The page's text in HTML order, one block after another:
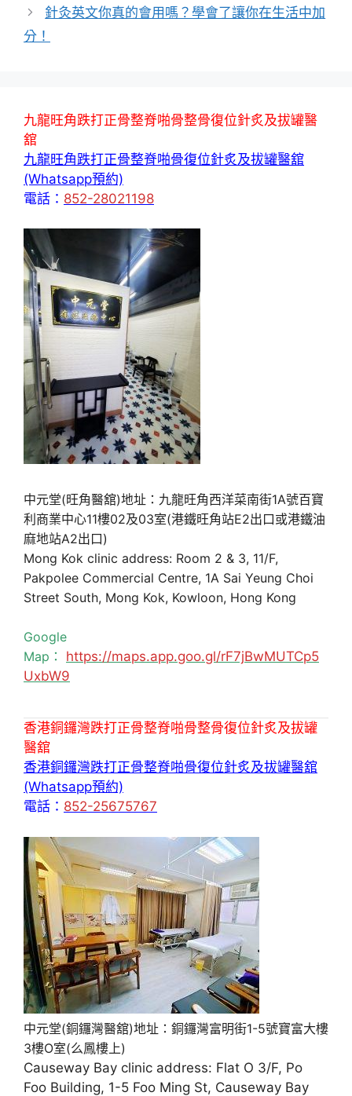
針灸英文你真的會用嗎？學會了讓你在生活中加
分！
九龍旺角跌打正骨整脊啪骨整骨復位針炙及拔罐醫
舘
九龍旺角跌打正骨整脊啪骨復位針炙及拔罐醫舘
(Whatsapp預約)
電話： 852-28021198
中元堂(旺角醫舘)地址：九龍旺角西洋菜南街1A號百寶
利商業中心11樓02及03室(港鐵旺角站E2出口或港鐵油
麻地站A2出口)
Mong Kok clinic address: Room 2 & 3, 11/F,
Pakpolee Commercial Centre, 1A Sai Yeung Choi
Street South, Mong Kok, Kowloon, Hong Kong
Google
Map： https://maps.app.goo.gl/rF7jBwMUTCp5
UxbW9
香港銅鑼灣跌打正骨整脊啪骨整骨復位針炙及拔罐
醫舘
香港銅鑼灣跌打正骨整脊啪骨復位針炙及拔罐醫舘
(Whatsapp預約)
電話： 852-25675767
中元堂(銅鑼灣醫舘)地址：銅鑼灣富明街1-5號寶富大樓
3樓O室(么鳳樓上)
Causeway Bay clinic address: Flat O 3/F, Po
Foo Building, 1-5 Foo Ming St, Causeway Bay